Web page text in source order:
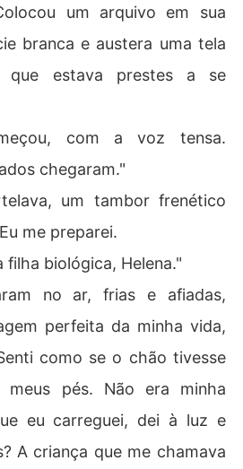
um arquivo em sua
branca e austera uma tela
que estava prestes a se
com a voz tensa.
chegaram."
um tambor frenético
me preparei.
filha biológica, Helena."
no ar, frias e afiadas,
perfeita da minha vida,
como se o chão tivesse
meus pés. Não era minha
eu carreguei, dei à luz e
A criança que me chamava